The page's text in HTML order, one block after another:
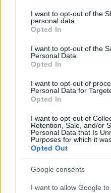
not limited to your visit or
grant or deny consent to
use your data for below
consent section.
I want to opt-out of the
personal data.
Opted In
I want to opt-out of the
Personal Data.
Opted In
I want to opt-out of
Personal Data for
Opted In
I want to opt-out of
Retention, Sale, and/or
Personal Data that Is
Purposes for which it
Opted Out
Google consents
I want to allow Google
V zalivu na Pašmanu našli
truplo 24-letnega Slovenca
Na bencinskem servisu v
Dravogradu zagorel točilni
avtomat, požar pogasili
zaposleni